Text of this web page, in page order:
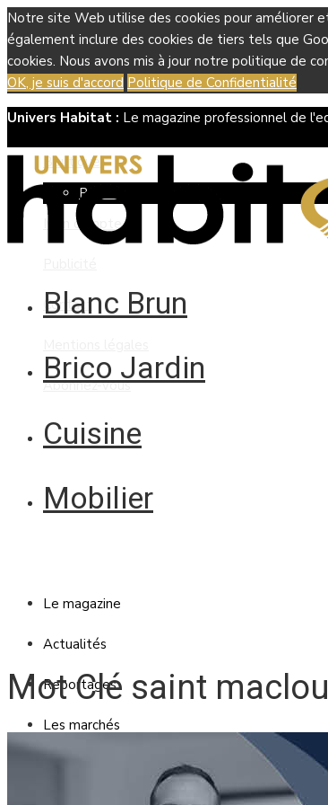
Notre site Web utilise des cookies pour améliorer
également inclure des cookies de tiers tels que
cookies. Nous avons mis à jour notre politique de
OK, je suis d'accord Politique de Confidentialité
Univers Habitat : Le magazine professionnel de
Boutique
Panier
Mon compte
Contact
Abonnez-vous
Blanc Brun
Brico Jardin
Cuisine
Mobilier
Le magazine
Actualités
Reportages
Les marchés
Mot Clé saint maclou